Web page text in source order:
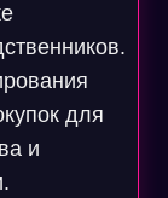
для
и